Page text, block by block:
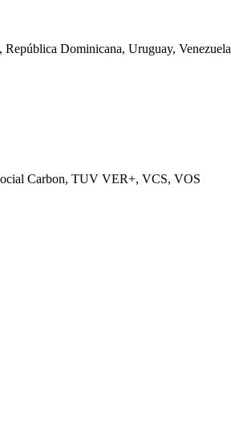
Dominicana, Uruguay, Venezuela
Carbon, TUV VER+, VCS, VOS